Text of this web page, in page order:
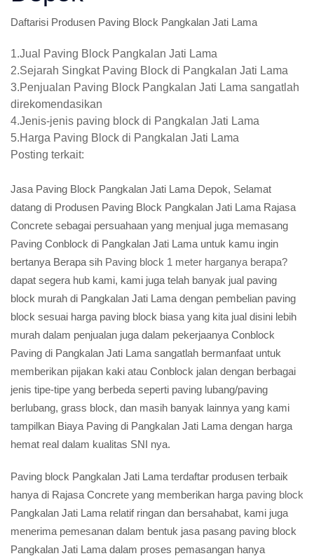
Daftarisi Produsen Paving Block Pangkalan Jati Lama
1.Jual Paving Block Pangkalan Jati Lama
2.Sejarah Singkat Paving Block di Pangkalan Jati Lama
3.Penjualan Paving Block Pangkalan Jati Lama sangatlah
direkomendasikan
4.Jenis-jenis paving block di Pangkalan Jati Lama
5.Harga Paving Block di Pangkalan Jati Lama
Posting terkait:
Jasa Paving Block Pangkalan Jati Lama Depok, Selamat
datang di Produsen Paving Block Pangkalan Jati Lama Rajasa
Concrete sebagai persuahaan yang menjual juga memasang
Paving Conblock di Pangkalan Jati Lama untuk kamu ingin
bertanya Berapa sih Paving block 1 meter harganya berapa?
dapat segera hub kami, kami juga telah banyak jual paving
block murah di Pangkalan Jati Lama dengan pembelian paving
block sesuai harga paving block biasa yang kita jual disini lebih
murah dalam penjualan juga dalam pekerjaanya Conblock
Paving di Pangkalan Jati Lama sangatlah bermanfaat untuk
memberikan pijakan kaki atau Conblock jalan dengan berbagai
jenis tipe-tipe yang berbeda seperti paving lubang/paving
berlubang, grass block, dan masih banyak lainnya yang kami
tampilkan Biaya Paving di Pangkalan Jati Lama dengan harga
hemat real dalam kualitas SNI nya.
Paving block Pangkalan Jati Lama terdaftar produsen terbaik
hanya di Rajasa Concrete yang memberikan harga paving block
Pangkalan Jati Lama relatif ringan dan bersahabat, kami juga
menerima pemesanan dalam bentuk jasa pasang paving block
Pangkalan Jati Lama dalam proses pemasangan hanya